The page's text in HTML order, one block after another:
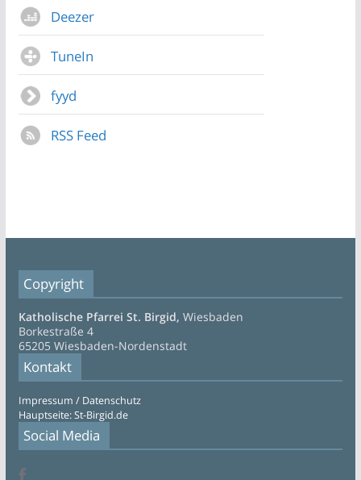
Deezer
TuneIn
fyyd
RSS Feed
Copyright
Katholische Pfarrei St. Birgid, Wiesbaden
Borkestraße 4
65205 Wiesbaden-Nordenstadt
Kontakt
Impressum / Datenschutz
Hauptseite: St-Birgid.de
Social Media